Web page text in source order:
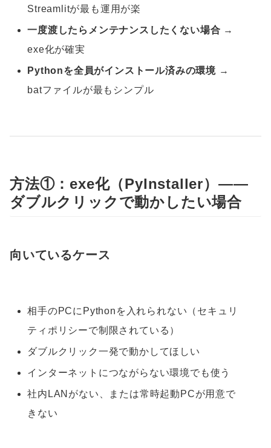
Streamlitが最も運用が楽
一度渡したらメンテナンスしたくない場合 →
exe化が確実
Pythonを全員がインストール済みの環境 →
batファイルが最もシンプル
方法①：exe化（PyInstaller）——
ダブルクリックで動かしたい場合
向いているケース
相手のPCにPythonを入れられない（セキュリ
ティポリシーで制限されている）
ダブルクリック一発で動かしてほしい
インターネットにつながらない環境でも使う
社内LANがない、または常時起動PCが用意で
きない